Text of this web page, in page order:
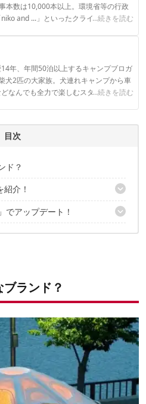
本数は10,000本以上。環境省等の行政
and ...」といったクライアントとの
...続きを読む
プロフィール
年、年間50泊以上するキャンプブロガ
犬2匹の大家族。犬連れキャンプから車
なんでも全力で楽しむスタイル。アウ
...続きを読む
ール
目次
ド？
介！
ファミリア)
でアップデート！
ブランド？